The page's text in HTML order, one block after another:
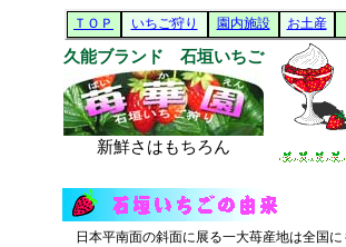
ＴＯＰ いちご狩り 園内施設 お土産
久能ブランド 石垣いちご
新鮮さはもちろん
日本平南面の斜面に展る一大苺産地は全国